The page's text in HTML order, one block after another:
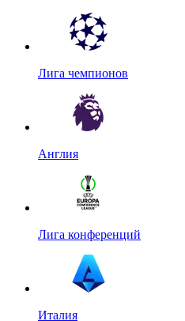
Лига чемпионов
Англия
Лига конференций
Италия